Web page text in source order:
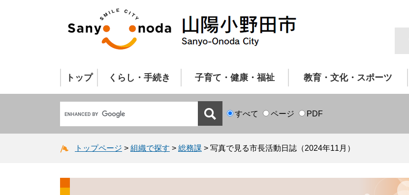
トップ くらし・手続き 子育て・健康・福祉 教育・文化・スポーツ
すべて ページ PDF
トップページ > 組織で探す > 総務課 > 写真で見る市長活動日誌（2024年11月）